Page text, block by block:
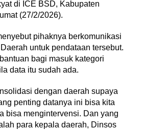
di ICE BSD, Kabupaten
(27/2/2026).
pihaknya berkomunikasi
untuk pendataan tersebut.
bagi masuk kategori
data itu sudah ada.
dengan daerah supaya
penting datanya ini bisa kita
bisa mengintervensi. Dan yang
para kepala daerah, Dinsos